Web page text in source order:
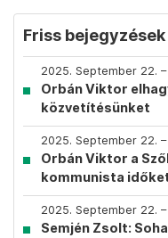
Friss bejegyzések
2025. September 22. –
Orbán Viktor
közvetítésünket
2025. September 22. –
Orbán Viktor a
kommunista
2025. September 22. –
Semjén Zsolt: